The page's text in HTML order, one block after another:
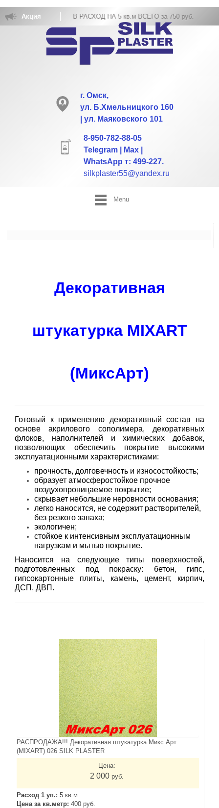
Акция
ЖИДКИХ ОБОЕВ РАСХОД НА 5 кв.м ВСЕГО за 750 руб.
г. Омск,
ул. Б.Хмельницкого 160
| ул. Маяковского 101
8-950-782-88-05
Telegram | Max |
WhatsApp т: 499-227.
silkplaster55@yandex.ru
Menu
Декоративная
штукатурка MIXART
(МиксАрт)
Готовый к применению декоративный состав на
основе акрилового сополимера, декоративных
флоков, наполнителей и химических добавок,
позволяющих обеспечить покрытие высокими
эксплуатационными характеристиками:
прочность, долговечность и износостойкость;
образует атмосферостойкое прочное
воздухопроницаемое покрытие;
скрывает небольшие неровности основания;
легко наносится, не содержит растворителей,
без резкого запаха;
экологичен;
стойкое к интенсивным эксплуатационным
нагрузкам и мытью покрытие.
Наносится на следующие типы поверхностей,
подготовленных под покраску: бетон, гипс,
гипсокартонные плиты, камень, цемент, кирпич,
ДСП, ДВП.
РАСПРОДАЖА!!! Декоративная штукатурка Микс Арт
(MIXART) 026 SILK PLASTER
Цена:
2 000 руб.
Расход 1 уп.: 5 кв.м
Цена за кв.метр: 400 руб.